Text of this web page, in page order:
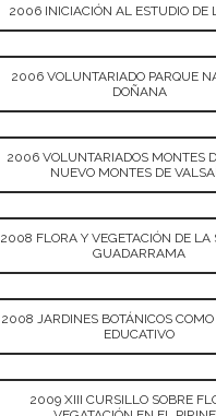
2006 INICIACIÓN AL ESTUDIO DE
2006 VOLUNTARIADO PARQUE
DOÑANA
2006 VOLUNTARIADOS MONTES
NUEVO MONTES DE
2008 FLORA Y VEGETACIÓN DE LA
GUADARRAMA
2008 JARDINES BOTÁNICOS COMO
EDUCATIVO
2009 XIII CURSILLO SOBRE